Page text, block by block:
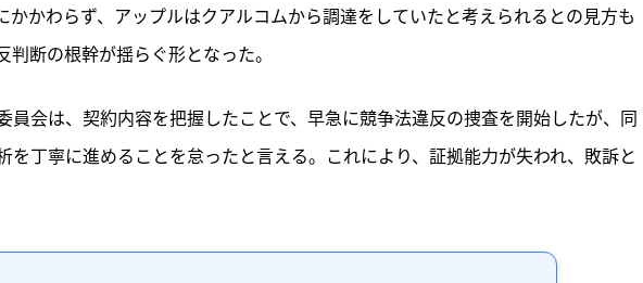
かかわらず、アップルはクアルコムから調達をしていたと考えられるとの見方も
断の根幹が揺らぐ形となった。
会は、契約内容を把握したことで、早急に競争法違反の捜査を開始したが、同
を丁寧に進めることを怠ったと言える。これにより、証拠能力が失われ、敗訴と